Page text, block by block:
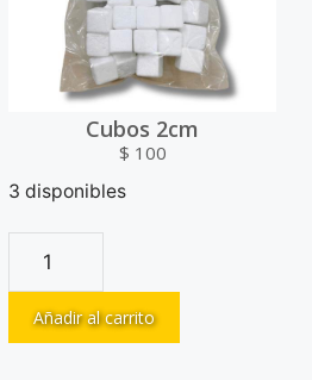
Cubos 2cm
$ 100
3 disponibles
Añadir al carrito